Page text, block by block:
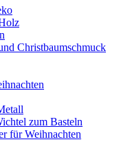
Christbaumschmuck
zum Basteln
für Weihnachten